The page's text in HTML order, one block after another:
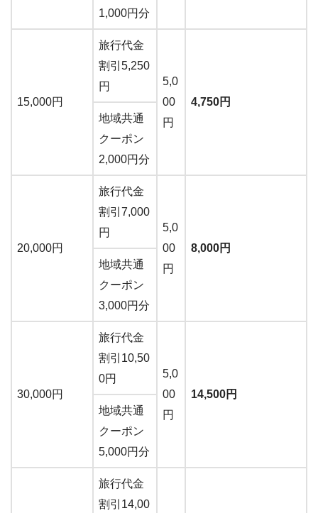
1,000円分
15,000円
旅行代金
割引5,250
円
5,0
00
円
4,750円
地域共通
クーポン
2,000円分
20,000円
旅行代金
割引7,000
円
5,0
00
円
8,000円
地域共通
クーポン
3,000円分
30,000円
旅行代金
割引10,50
0円
5,0
00
円
14,500円
地域共通
クーポン
5,000円分
旅行代金
割引14,00